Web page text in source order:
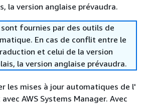
la version anglaise prévaudra.
fournies par des outils de
En cas de conflit entre le
et celui de la version
la version anglaise prévaudra.
les mises à jour automatiques de l'
AWS Systems Manager. Avec